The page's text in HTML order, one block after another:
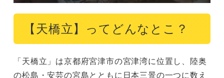
【天橋立】ってどんなとこ？
「天橋立」は京都府宮津市の宮津湾に位置し、陸奥
の松島・安芸の宮島とともに日本三景の一つに数え